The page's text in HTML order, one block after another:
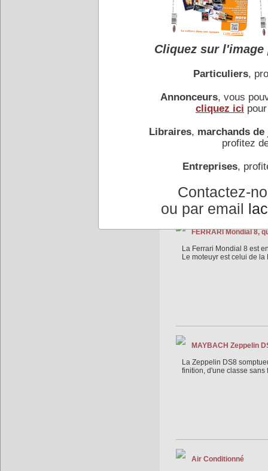
RENAULT Fuégo
Renault reprend la
Michel Jardin de l'équipe
BMW présente la 2002
un turbo KKK une idée
FERRARI Mondial 8,
La Ferrari Mondial 8 est
Le moteuyr est celui de
MAYBACH Zeppelin
La Zeppelin DS8
finition, d'une classe
Air Conditionné
Cliquez sur
Particuliers,
Annonceurs, vous
cliquez ici
Libraires, marchands de
profitez
Entreprises,
Contactez-
ou par email